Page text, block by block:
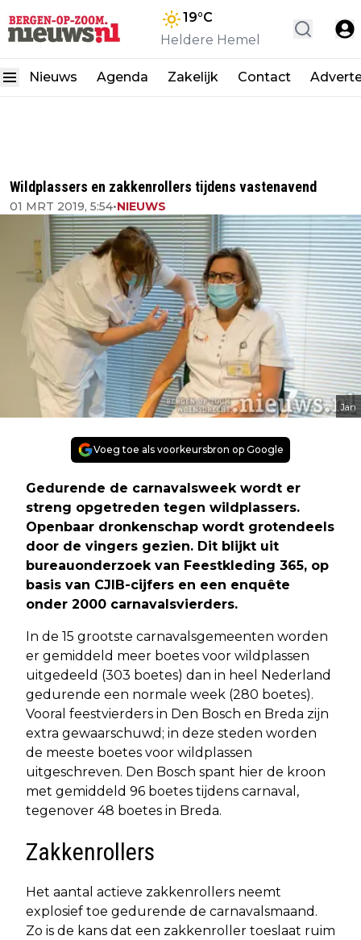
19°C
Heldere Hemel
Nieuws Agenda Zakelijk Contact
Wildplassers en zakkenrollers tijdens vastenavend
01 MRT 2019, 5:54•NIEUWS
Jan
Voeg toe als voorkeursbron op Google
Gedurende de carnavalsweek wordt er
streng opgetreden tegen wildplassers.
Openbaar dronkenschap wordt grotendeels
door de vingers gezien. Dit blijkt uit
bureauonderzoek van Feestkleding 365, op
basis van CJIB-cijfers en een enquête
onder 2000 carnavalsvierders.
In de 15 grootste carnavalsgemeenten worden
er gemiddeld meer boetes voor wildplassen
uitgedeeld (303 boetes) dan in heel Nederland
gedurende een normale week (280 boetes).
Vooral feestvierders in Den Bosch en Breda zijn
extra gewaarschuwd; in deze steden worden
de meeste boetes voor wildplassen
uitgeschreven. Den Bosch spant hier de kroon
met gemiddeld 96 boetes tijdens carnaval,
tegenover 48 boetes in Breda.
Zakkenrollers
Het aantal actieve zakkenrollers neemt
explosief toe gedurende de carnavalsmaand.
Zo is de kans dat een zakkenroller toeslaat ruim